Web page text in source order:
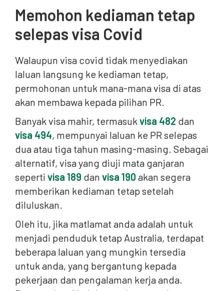
Memohon kediaman tetap
selepas visa Covid
Walaupun visa covid tidak menyediakan
laluan langsung ke kediaman tetap,
permohonan untuk mana-mana visa di atas
akan membawa kepada pilihan PR.
Banyak visa mahir, termasuk visa 482 dan
visa 494, mempunyai laluan ke PR selepas
dua atau tiga tahun masing-masing. Sebagai
alternatif, visa yang diuji mata ganjaran
seperti visa 189 dan visa 190 akan segera
memberikan kediaman tetap setelah
diluluskan.
Oleh itu, jika matlamat anda adalah untuk
menjadi penduduk tetap Australia, terdapat
beberapa laluan yang mungkin tersedia
untuk anda, yang bergantung kepada
pekerjaan dan pengalaman kerja anda.